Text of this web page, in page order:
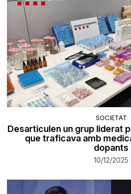
SOCIETAT
Desarticulen un grup liderat
que traficava amb
dopants
10/12/2025